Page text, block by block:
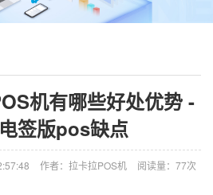
机有哪些好处优势 -
签版pos缺点
作者：拉卡拉POS机 阅读量：77次